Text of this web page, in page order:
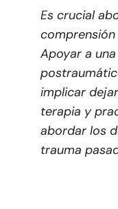
Es crucial
Apoyar a
implicar
terapia y
abordar los
trauma